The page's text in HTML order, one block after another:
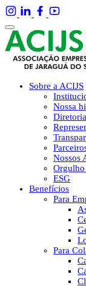
Sobre a ACIJS
Nossa
Diretoria
Nossos
Orgulho
ESG
Benefícios
Para
Para